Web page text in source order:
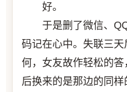
好。
于是删了微信、QQ
码记在心中。失联三
何，女友故作轻松的
后换来的是那边的同